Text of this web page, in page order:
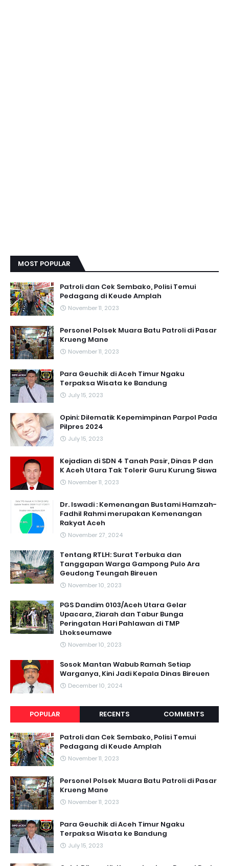
MOST POPULAR
Patroli dan Cek Sembako, Polisi Temui
Pedagang di Keude Amplah
November 11, 2023
Personel Polsek Muara Batu Patroli di Pasar
Krueng Mane
November 11, 2023
Para Geuchik di Aceh Timur Ngaku
Terpaksa Wisata ke Bandung
July 15, 2023
Opini: Dilematik Kepemimpinan Parpol Pada
Pilpres 2024
July 15, 2023
Kejadian di SDN 4 Tanah Pasir, Dinas P dan
K Aceh Utara Tak Tolerir Guru Kurung Siswa
November 11, 2023
Dr. Iswadi : Kemenangan Bustami Hamzah-
Fadhil Rahmi merupakan Kemenangan
Rakyat Aceh
November 27, 2024
Tentang RTLH: Surat Terbuka dan
Tanggapan Warga Gampong Pulo Ara
Geudong Teungah Bireuen
November 10, 2023
PGS Dandim 0103/Aceh Utara Gelar
Upacara, Ziarah dan Tabur Bunga
Peringatan Hari Pahlawan di TMP
Lhokseumawe
November 10, 2023
Sosok Mantan Wabub Ramah Setiap
Warganya, Kini Jadi Kepala Dinas Bireuen
December 10, 2024
POPULAR RECENTS COMMENTS
Patroli dan Cek Sembako, Polisi Temui
Pedagang di Keude Amplah
November 11, 2023
Personel Polsek Muara Batu Patroli di Pasar
Krueng Mane
November 11, 2023
Para Geuchik di Aceh Timur Ngaku
Terpaksa Wisata ke Bandung
July 15, 2023